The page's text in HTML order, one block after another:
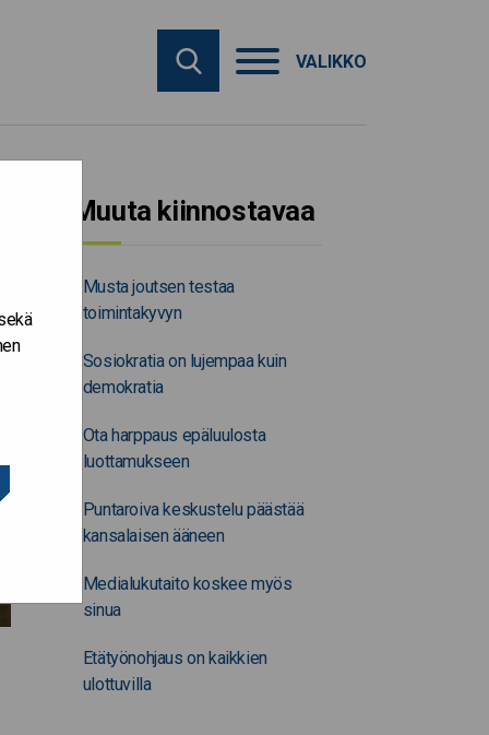
VALIKKO
Muuta kiinnostavaa
Musta joutsen testaa
toimintakyvyn
Sosiokratia on lujempaa kuin
demokratia
Ota harppaus epäluulosta
luottamukseen
Puntaroiva keskustelu päästää
kansalaisen ääneen
Medialukutaito koskee myös
sinua
Etätyönohjaus on kaikkien
ulottuvilla